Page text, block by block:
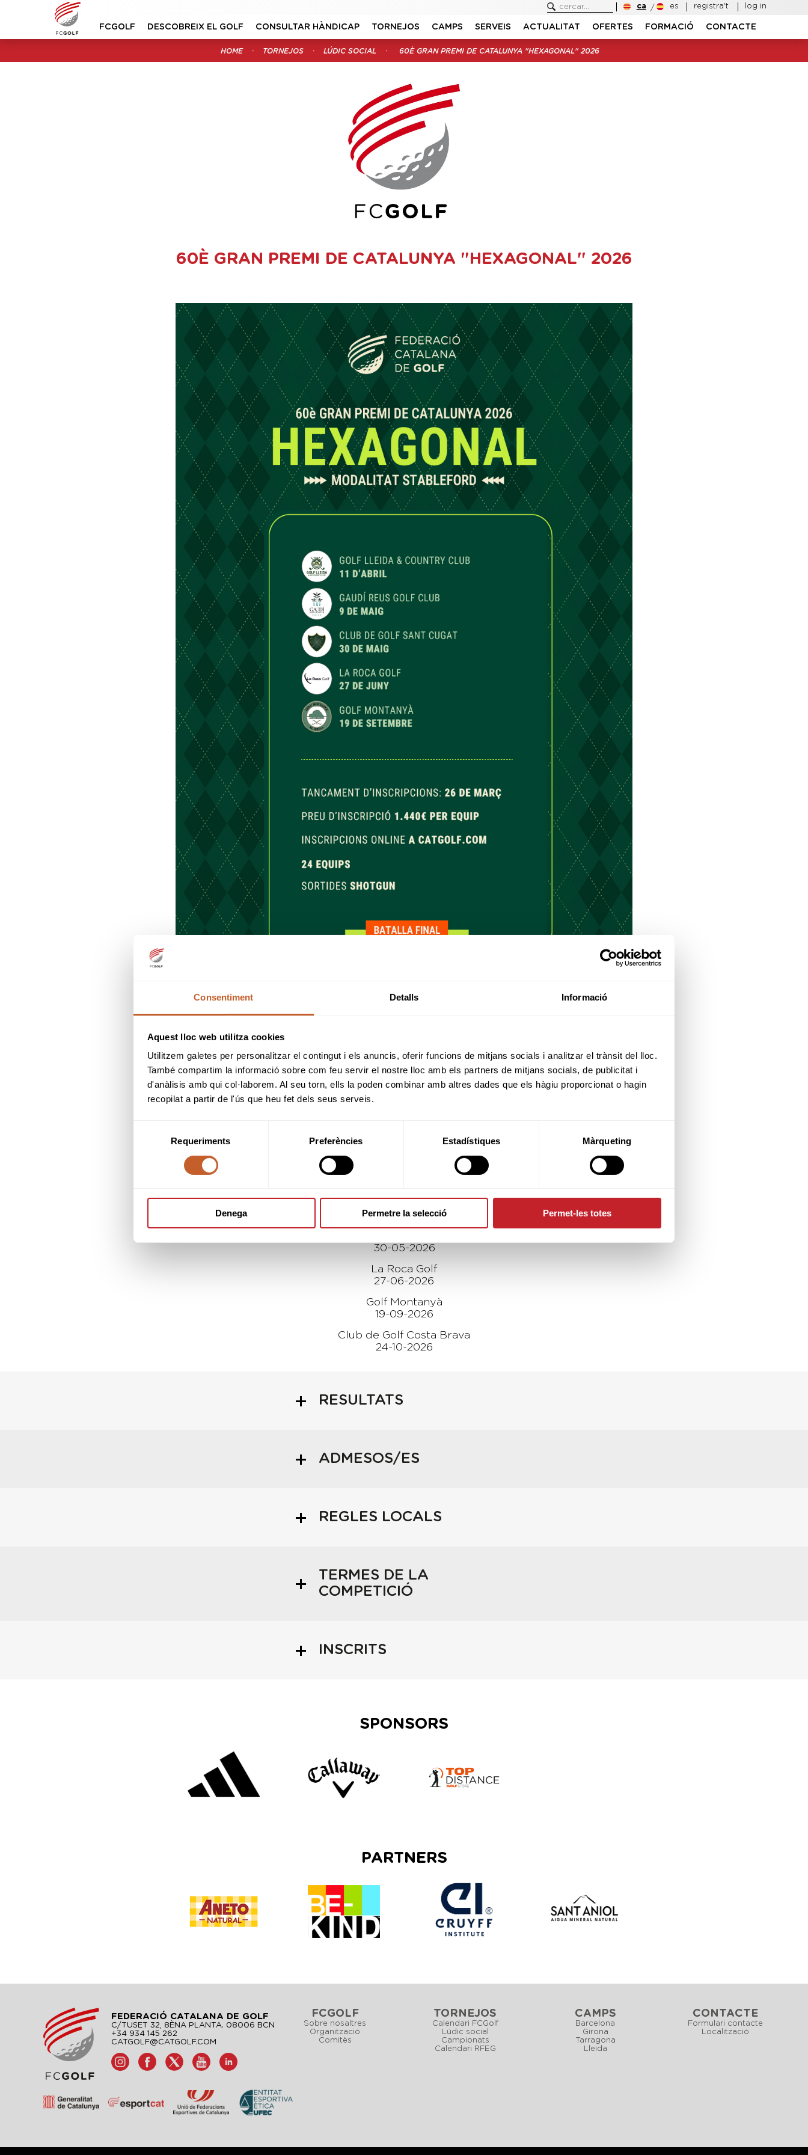
Consentiment Detalls Informació
Aquest lloc web utilitza cookies
Utilitzem galetes per personalitzar el contingut i els anuncis, oferir funcions de mitjans socials i analitzar el trànsit del lloc.
També compartim la informació sobre com feu servir el nostre lloc amb els partners de mitjans socials, de publicitat i
d'anàlisis amb qui col·laborem. Al seu torn, ells la poden combinar amb altres dades que els hàgiu proporcionat o hagin
recopilat a partir de l'ús que heu fet dels seus serveis.
consentiment
Requeriments Preferències Estadístiques Màrqueting
Denega Permetre la selecció Permet-les totes
ca es registra't log in
FCGOLF DESCOBREIX EL GOLF CONSULTAR HÀNDICAP TORNEJOS CAMPS SERVEIS ACTUALITAT OFERTES FORMACIÓ CONTACTE
HOME TORNEJOS LÚDIC SOCIAL 60È GRAN PREMI DE CATALUNYA "HEXAGONAL" 2026
60È GRAN PREMI DE CATALUNYA "HEXAGONAL" 2026
Golf Lleida & Country Club
09-05-2026
30-05-2026
La Roca Golf
27-06-2026
Golf Montanyà
19-09-2026
Club de Golf Costa Brava
24-10-2026
RESULTATS
ADMESOS/ES
REGLES LOCALS
TERMES DE LA
COMPETICIÓ
INSCRITS
SPONSORS
PARTNERS
FEDERACIÓ CATALANA DE GOLF
C/TUSET 32, 8ÈNA PLANTA. 08006 BCN
+34 934 145 262
CATGOLF@CATGOLF.COM
FCGOLF
Sobre nosaltres
Organització
Comitès
TORNEJOS
Calendari FCGolf
Lúdic social
Campionats
Calendari RFEG
CAMPS
Barcelona
Girona
Tarragona
Lleida
CONTACTE
Formulari contacte
Localització